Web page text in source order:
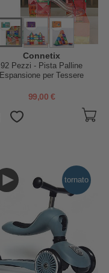
Connetix
92 Pezzi - Pista Palline
Espansione per Tessere
Apprendimento STEM!
99,00 €
tornato